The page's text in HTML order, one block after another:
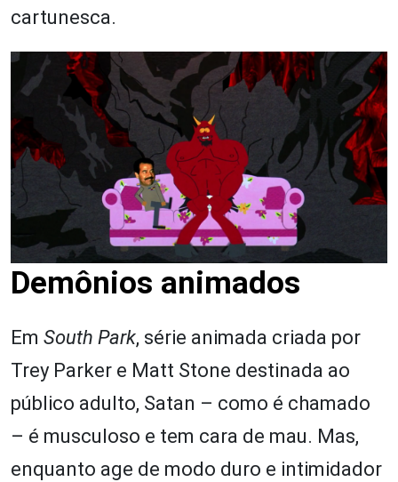
cartunesca.
Demônios animados
Em South Park, série animada criada por
Trey Parker e Matt Stone destinada ao
público adulto, Satan – como é chamado
– é musculoso e tem cara de mau. Mas,
enquanto age de modo duro e intimidador